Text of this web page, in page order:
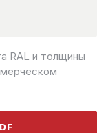
RAL и толщины